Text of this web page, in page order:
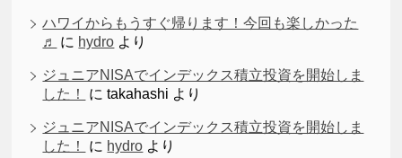
ハワイからもうすぐ帰ります！今回も楽しかった
♬
に hydro より
ジュニアNISAでインデックス積立投資を開始しま
した！
にtakahashi より
ジュニアNISAでインデックス積立投資を開始しま
した！
に hydro より